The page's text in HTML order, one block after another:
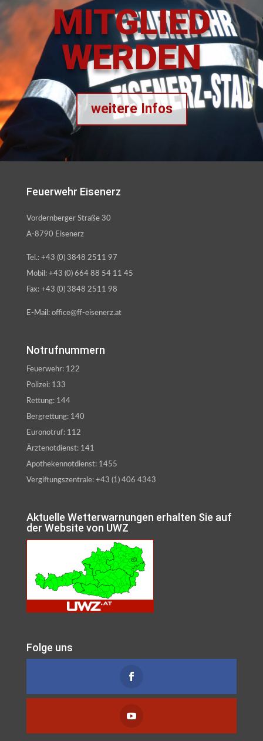
MITGLIED
WERDEN
weitere Infos
Feuerwehr Eisenerz
Vordernberger Straße 30
A-8790 Eisenerz
Tel.: +43 (0) 3848 2511 97
Mobil: +43 (0) 664 88 54 11 45
Fax: +43 (0) 3848 2511 98
E-Mail: office@ff-eisenerz.at
Notrufnummern
Feuerwehr: 122
Polizei: 133
Rettung: 144
Bergrettung: 140
Euronotruf: 112
Ärztenotdienst: 141
Apothekennotdienst: 1455
Vergiftungszentrale: +43 (1) 406 4343
Aktuelle Wetterwarnungen erhalten Sie auf
der Website von UWZ
Folge uns